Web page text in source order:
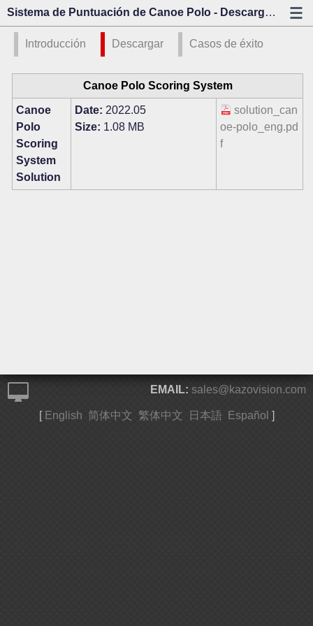
Sistema de Puntuación de Canoe Polo - Descargar - Kazo Visión
Introducción Descargar Casos de éxito
Canoe Polo Scoring System
Canoe
Polo
Scoring
System
Solution
Date: 2022.05
Size: 1.08 MB
solution_can
oe-polo_eng.pd
f
EMAIL: sales@kazovision.com
[ English 简体中文 繁体中文 日本語 Español ]